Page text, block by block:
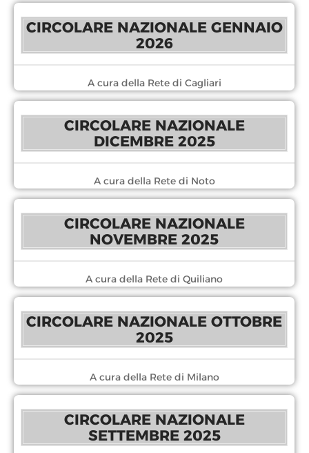
CIRCOLARE NAZIONALE GENNAIO
2026
A cura della Rete di Cagliari
CIRCOLARE NAZIONALE
DICEMBRE 2025
A cura della Rete di Noto
CIRCOLARE NAZIONALE
NOVEMBRE 2025
A cura della Rete di Quiliano
CIRCOLARE NAZIONALE OTTOBRE
2025
A cura della Rete di Milano
CIRCOLARE NAZIONALE
SETTEMBRE 2025